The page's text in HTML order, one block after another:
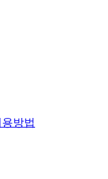
방법